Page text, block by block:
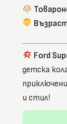
Ford
детска
и стил!